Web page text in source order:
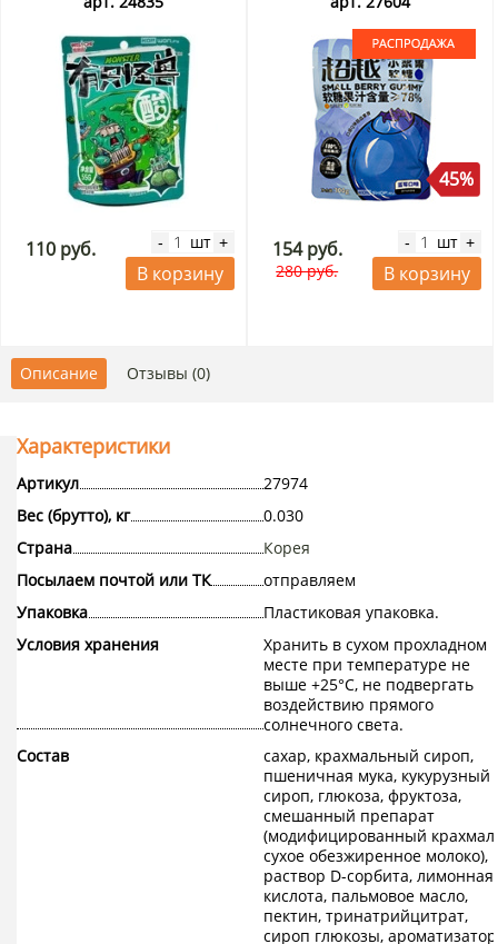
110 руб. - шт +
В корзину
45%
154 руб.
280 руб.
- шт +
В корзину
Описание Отзывы (0)
Характеристики
Артикул
27974
Вес (брутто), кг
0.030
Страна
Корея
Посылаем почтой или ТК
отправляем
Упаковка
Пластиковая упаковка.
Условия хранения
Хранить в сухом прохладном
месте при температуре не
выше +25°С, не подвергать
воздействию прямого
солнечного света.
Состав
сахар, крахмальный сироп,
пшеничная мука, кукурузный
сироп, глюкоза, фруктоза,
смешанный препарат
(модифицированный крахмал,
сухое обезжиренное молоко),
раствор D-сорбита, лимонная
кислота, пальмовое масло,
пектин, тринатрийцитрат,
сироп глюкозы, ароматизатор